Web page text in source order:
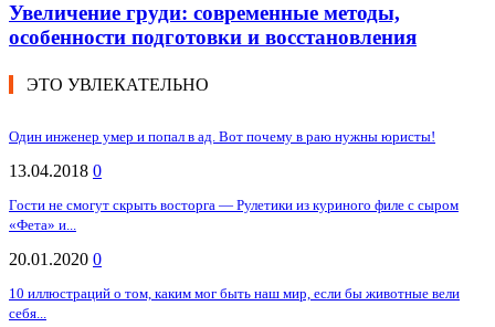
Увеличение груди: современные методы,
особенности подготовки и восстановления
ЭТО УВЛЕКАТЕЛЬНО
Один инженер умер и попал в ад. Вот почему в раю нужны юристы!
13.04.2018 0
Гости не смогут скрыть восторга — Рулетики из куриного филе с сыром
«Фета» и...
20.01.2020 0
10 иллюстраций о том, каким мог быть наш мир, если бы животные вели
себя...